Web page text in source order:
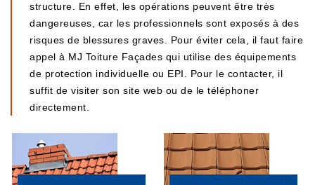
structure. En effet, les opérations peuvent être très
dangereuses, car les professionnels sont exposés à des
risques de blessures graves. Pour éviter cela, il faut faire
appel à MJ Toiture Façades qui utilise des équipements
de protection individuelle ou EPI. Pour le contacter, il
suffit de visiter son site web ou de le téléphoner
directement.